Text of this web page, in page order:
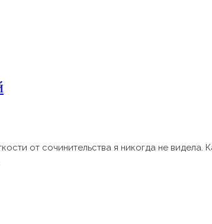
от сочинительства я никогда не видела.